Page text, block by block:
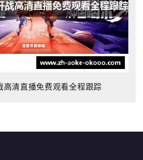
高清直播免费观看全程跟踪